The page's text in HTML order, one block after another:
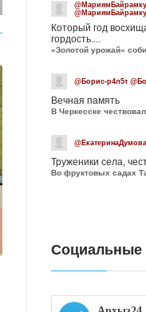
Который год
гордость....
«Золотой урожай»
@Борис-р4л5т
Вечная память
Труженики села,
Во фруктовых садах
Социальные